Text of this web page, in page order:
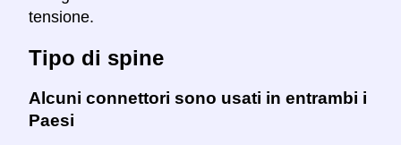
tensione.
Tipo di spine
Alcuni connettori sono usati in entrambi i
Paesi